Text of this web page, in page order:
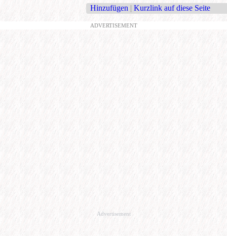
Hinzufügen | Kurzlink auf diese Seite
ADVERTISEMENT
Advertisement